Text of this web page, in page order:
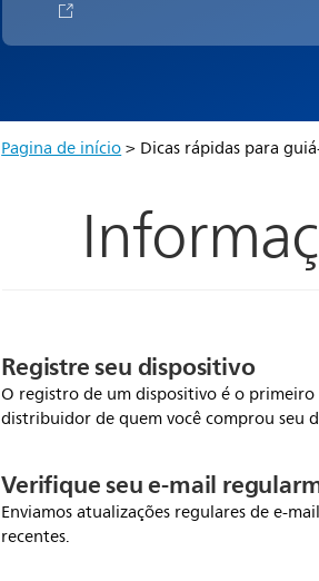
Pagina de início> Dicas rápidas para
Registre seu dispositivo
O registro de um dispositivo é o
distribuidor de quem você comprou seu
Verifique seu e-mail
Enviamos atualizações regulares de e-
recentes.